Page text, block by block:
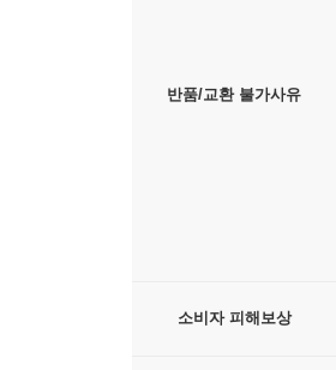
반품/교환 불가사유
소비자 피해보상